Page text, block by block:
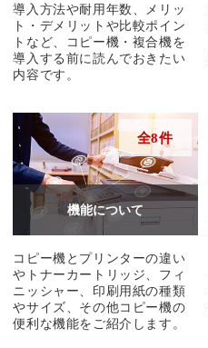
導入方法や耐用年数、メリッ
ト・デメリットや比較ポイン
トなど、コピー機・複合機を
導入する前に読んでおきたい
内容です。
全8件
機能について
コピー機とプリンターの違い
やトナーカートリッジ、フィ
ニッシャー、印刷用紙の種類
やサイズ、その他コピー機の
便利な機能をご紹介します。